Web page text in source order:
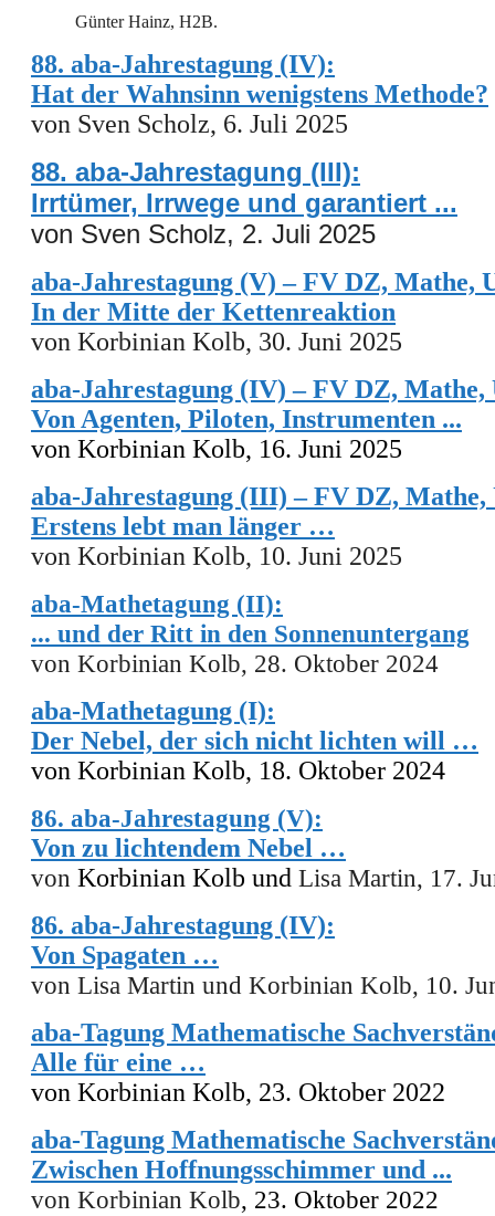
Günter Hainz, H2B.
88. aba-Jahrestagung (IV):
Hat der Wahnsinn wenigstens Methode?
von Sven Scholz, 6. Juli 2025
88. aba-Jahrestagung (III):
Irrtümer, Irrwege und garantiert ...
von Sven Scholz, 2. Juli 2025
aba-Jahrestagung (V) – FV DZ, Mathe,
In der Mitte der Kettenreaktion
von Korbinian Kolb, 30. Juni 2025
aba-Jahrestagung (IV) – FV DZ, Mathe,
Von Agenten, Piloten, Instrumenten ...
von Korbinian Kolb, 16. Juni 2025
aba-Jahrestagung (III) – FV DZ, Mathe,
Erstens lebt man länger …
von Korbinian Kolb, 10. Juni 2025
aba-Mathetagung (II):
... und der Ritt in den Sonnenuntergang
von Korbinian Kolb, 28. Oktober 2024
aba-Mathetagung (I):
Der Nebel, der sich nicht lichten will …
von Korbinian Kolb, 18. Oktober 2024
86. aba-Jahrestagung (V):
Von zu lichtendem Nebel …
von Korbinian Kolb und Lisa Martin, 17.
86. aba-Jahrestagung (IV):
Von Spagaten …
von Lisa Martin und Korbinian Kolb, 10.
aba-Tagung Mathematische
Alle für eine …
von Korbinian Kolb, 23. Oktober 2022
aba-Tagung Mathematische
Zwischen Hoffnungsschimmer und ...
von Korbinian Kolb, 23. Oktober 2022